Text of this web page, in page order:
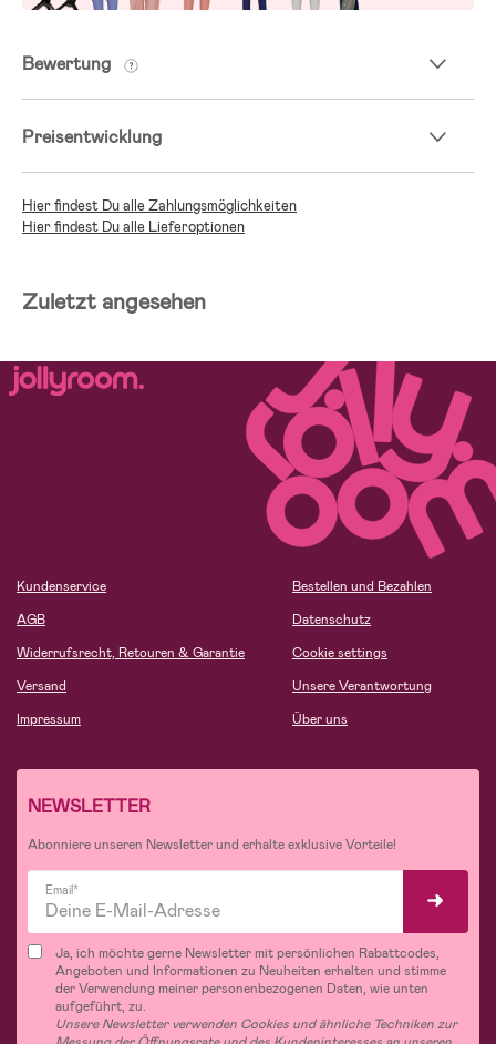
Bewertung
Preisentwicklung
Hier findest Du alle Zahlungsmöglichkeiten
Hier findest Du alle Lieferoptionen
Zuletzt angesehen
Kundenservice
AGB
Widerrufsrecht, Retouren & Garantie
Versand
Impressum
Bestellen und Bezahlen
Datenschutz
Cookie settings
Unsere Verantwortung
Über uns
NEWSLETTER
Abonniere unseren Newsletter und erhalte exklusive Vorteile!
Email*
Ja, ich möchte gerne Newsletter mit persönlichen Rabattcodes,
Angeboten und Informationen zu Neuheiten erhalten und stimme
der Verwendung meiner personenbezogenen Daten, wie unten
aufgeführt, zu.
Unsere Newsletter verwenden Cookies und ähnliche Techniken zur